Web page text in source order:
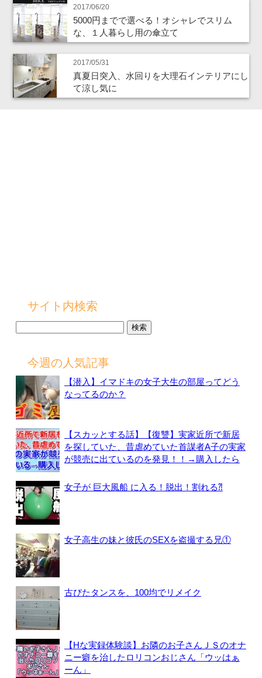
2017/06/20
5000円までで選べる！オシャレでスリム
な、１人暮らし用の傘立て
2017/05/31
真夏日突入、水回りを大理石インテリアにし
て涼し気に
サイト内検索
今週の人気記事
【潜入】イマドキの女子大生の部屋ってどう
なってるのか？
【スカッとする話】【復讐】実家近所で新居
を探していた、昔虐めていた首謀者A子の実家
が競売に出ているのを発見！！→購入したら
女子が 巨大風船 に入る！脱出！割れる⁈
女子高生の妹と彼氏のSEXを盗撮する兄①
古びたタンスを、100均でリメイク
【Hな実録体験談】お隣のお子さんＪＳのオナ
ニー癖を治したロリコンおじさん「ウッはぁ
ーん」